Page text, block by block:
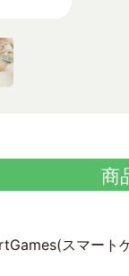
商
スマート